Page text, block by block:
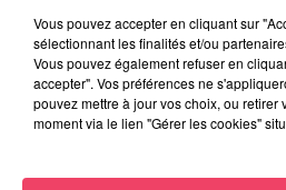
prêt à retrouver
31 juillet 2026
Combrée.
Vous pouvez accepter en cliquant sur
sélectionnant les finalités et/ou
Vous pouvez également refuser en
accepter". Vos préférences ne
pouvez mettre à jour vos choix, ou retirer
moment via le lien "Gérer les cookies"